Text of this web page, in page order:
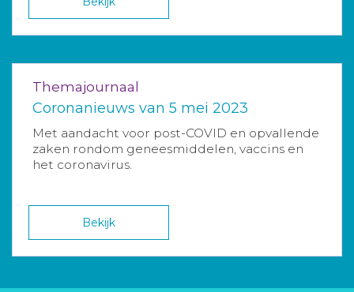
Themajournaal
Coronanieuws van 5 mei 2023
Met aandacht voor post-COVID en opvallende
zaken rondom geneesmiddelen, vaccins en
het coronavirus.
Bekijk